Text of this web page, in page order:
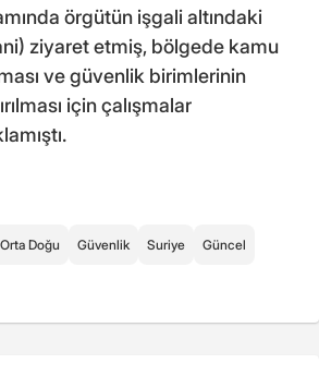
örgütün işgali altındaki
ziyaret etmiş, bölgede kamu
ve güvenlik birimlerinin
için çalışmalar
Orta Doğu Güvenlik Suriye Güncel